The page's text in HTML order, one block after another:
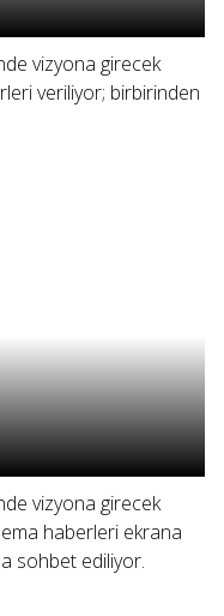
vizyona girecek
veriliyor; birbirinden
vizyona girecek
haberleri ekrana
sohbet ediliyor.